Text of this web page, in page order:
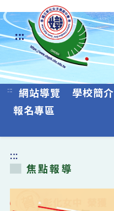
跳
轉
至
主
要
:::
::: 網站導覽 學校簡介
報名專區
:::
焦點報導